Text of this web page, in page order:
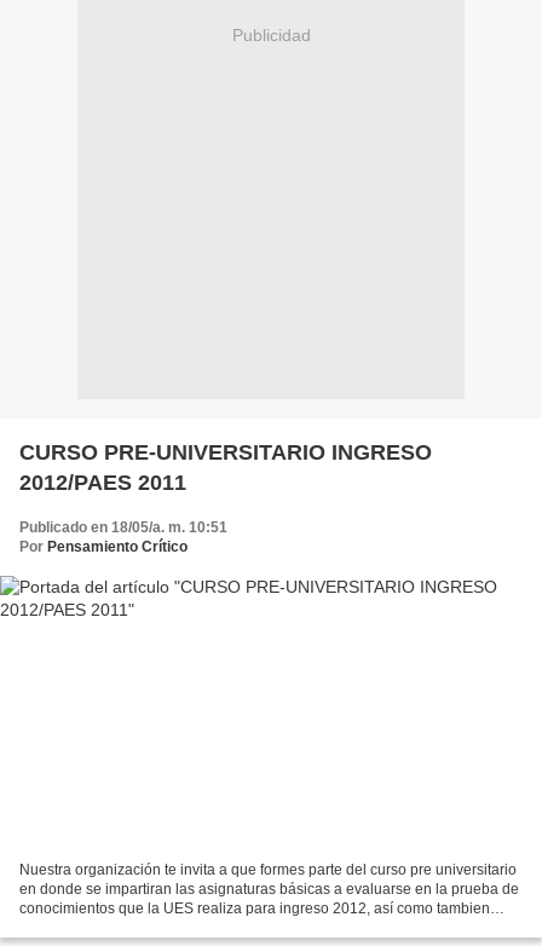
Publicidad
CURSO PRE-UNIVERSITARIO INGRESO
2012/PAES 2011
Publicado en 18/05/a. m. 10:51
Por Pensamiento Crítico
Nuestra organización te invita a que formes parte del curso pre universitario
en donde se impartiran las asignaturas básicas a evaluarse en la prueba de
conocimientos que la UES realiza para ingreso 2012, así como tambien